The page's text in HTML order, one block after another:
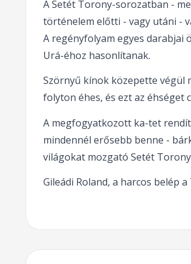
A Setét Torony-sorozatban -
történelem előtti - vagy utáni -
A regényfolyam egyes darabjai
Urá-éhoz hasonlítanak.
Szörnyű kínok közepette végül
folyton éhes, és ezt az éhséget
A megfogyatkozott ka-tet
mindennél erősebb benne -
világokat mozgató Setét
Gileádi Roland, a harcos belép